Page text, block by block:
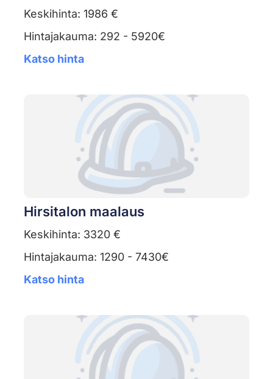
Keskihinta: 1986 €
Hintajakauma: 292 - 5920€
Katso hinta
Hirsitalon maalaus
Keskihinta: 3320 €
Hintajakauma: 1290 - 7430€
Katso hinta